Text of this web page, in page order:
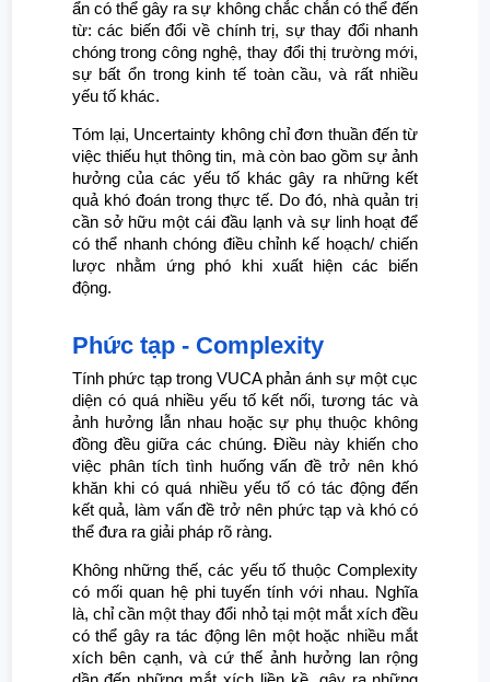
ẩn có thể gây ra sự không chắc chắn có thể đến
từ: các biến đổi về chính trị, sự thay đổi nhanh
chóng trong công nghệ, thay đổi thị trường mới,
sự bất ổn trong kinh tế toàn cầu, và rất nhiều
yếu tố khác.
Tóm lại, Uncertainty không chỉ đơn thuần đến từ
việc thiếu hụt thông tin, mà còn bao gồm sự ảnh
hưởng của các yếu tố khác gây ra những kết
quả khó đoán trong thực tế. Do đó, nhà quản trị
cần sở hữu một cái đầu lạnh và sự linh hoạt để
có thể nhanh chóng điều chỉnh kế hoạch/ chiến
lược nhằm ứng phó khi xuất hiện các biến
động.
Phức tạp - Complexity
Tính phức tạp trong VUCA phản ánh sự một cục
diện có quá nhiều yếu tố kết nối, tương tác và
ảnh hưởng lẫn nhau hoặc sự phụ thuộc không
đồng đều giữa các chúng. Điều này khiến cho
việc phân tích tình huống vấn đề trở nên khó
khăn khi có quá nhiều yếu tố có tác động đến
kết quả, làm vấn đề trở nên phức tạp và khó có
thể đưa ra giải pháp rõ ràng.
Không những thế, các yếu tố thuộc Complexity
có mối quan hệ phi tuyến tính với nhau. Nghĩa
là, chỉ cần một thay đổi nhỏ tại một mắt xích đều
có thể gây ra tác động lên một hoặc nhiều mắt
xích bên cạnh, và cứ thế ảnh hưởng lan rộng